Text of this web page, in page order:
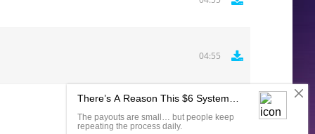
04:55
Комментировать